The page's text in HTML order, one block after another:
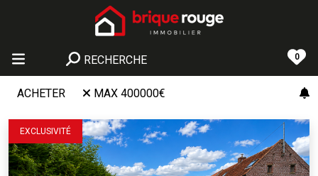
RECHERCHE 0
ACHETER MAX 400000€
EXCLUSIVITÉ